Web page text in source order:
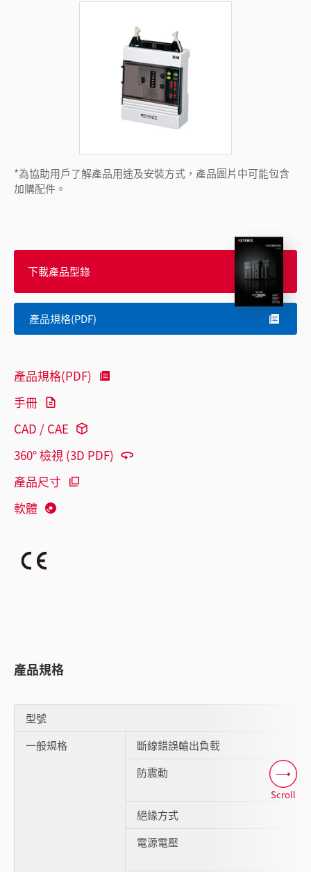
*為協助用戶了解產品用途及安裝方式，產品圖片中可能包含
加購配件。
下載產品型錄
產品規格(PDF)
產品規格(PDF)
手冊
CAD / CAE
360° 檢視 (3D PDF)
產品尺寸
軟體
產品規格
型號
一般規格
斷線錯誤輸出負載
防震動
絕緣方式
電源電壓
Scroll